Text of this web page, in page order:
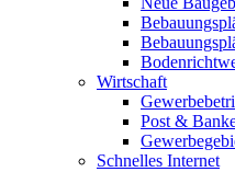
Wirtschaft
Post &
Schnelles Internet